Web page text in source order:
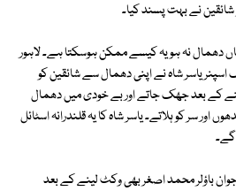
شائقین نے بہت پسند کیا۔
دھمال نہ ہو یہ کیسے ممکن ہوسکتا ہے۔ لاہور
اسپنر یاسر شاہ نے اپنی دھمال سے شائقین کو
کے بعد جھک جاتے اور بے خودی میں دھمال
اور سر کو ہلاتے۔ یاسر شاہ کا یہ قلندرانہ اسٹائل
گے۔
باؤلر محمد اصغر بھی وکٹ لینے کے بعد